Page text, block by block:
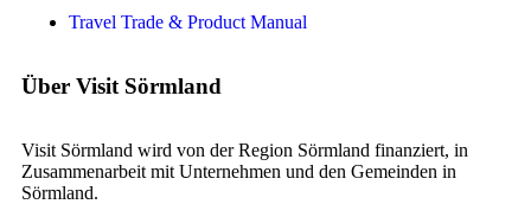
Travel Trade & Product Manual
Über Visit Sörmland
Visit Sörmland wird von der Region Sörmland finanziert, in
Zusammenarbeit mit Unternehmen und den Gemeinden in
Sörmland.